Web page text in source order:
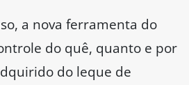
a nova ferramenta do
do quê, quanto e por
do leque de